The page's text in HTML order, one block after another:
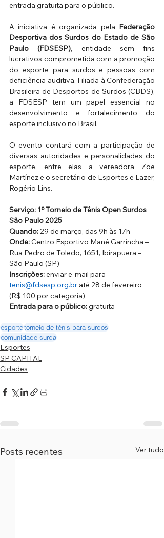
entrada gratuita para o público.
A iniciativa é organizada pela Federação
Desportiva dos Surdos do Estado de São
Paulo (FDSESP), entidade sem fins
lucrativos comprometida com a promoção
do esporte para surdos e pessoas com
deficiência auditiva. Filiada à Confederação
Brasileira de Desportos de Surdos (CBDS),
a FDSESP tem um papel essencial no
desenvolvimento e fortalecimento do
esporte inclusivo no Brasil.
O evento contará com a participação de
diversas autoridades e personalidades do
esporte, entre elas a vereadora Zoe
Martínez e o secretário de Esportes e Lazer,
Rogério Lins.
Serviço: 1º Torneio de Tênis Open Surdos
São Paulo 2025
Quando: 29 de março, das 9h às 17h
Onde: Centro Esportivo Mané Garrincha –
Rua Pedro de Toledo, 1651, Ibirapuera –
São Paulo (SP)
Inscrições: enviar e-mail para
tenis@fdsesp.org.br até 28 de fevereiro
(R$ 100 por categoria)
Entrada para o público: gratuita
esportetorneio de tênis para surdos
comunidade surda
Esportes
SP CAPITAL
Cidades
Posts recentes Ver tudo